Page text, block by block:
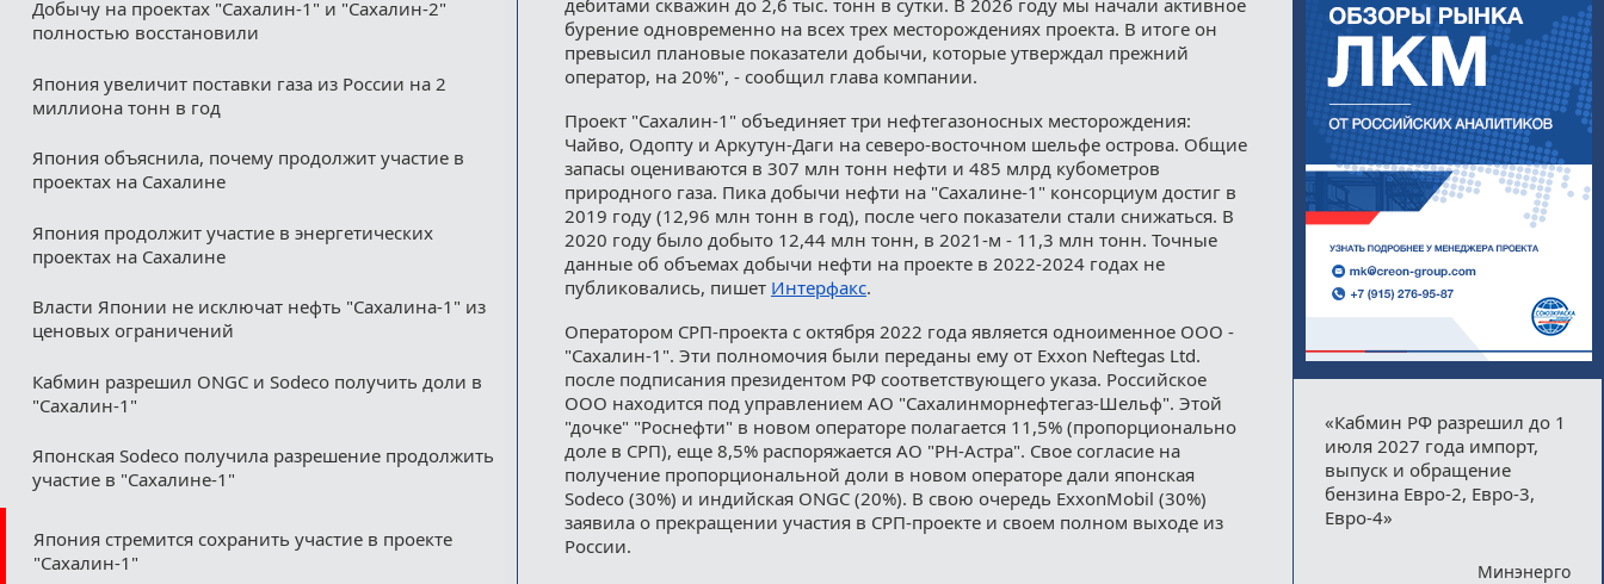
Добычу на проектах "Сахалин-1" и "Сахалин-2"
полностью восстановили
Япония увеличит поставки газа из России на 2
миллиона тонн в год
Япония объяснила, почему продолжит участие в
проектах на Сахалине
Япония продолжит участие в энергетических
проектах на Сахалине
Власти Японии не исключат нефть "Сахалина-1" из
ценовых ограничений
Кабмин разрешил ONGC и Sodeco получить доли в
"Сахалин-1"
Японская Sodeco получила разрешение продолжить
участие в "Сахалине-1"
Япония стремится сохранить участие в проекте
"Сахалин-1"
бурение одновременно на всех трех месторождениях проекта. В итоге он
превысил плановые показатели добычи, которые утверждал прежний
оператор, на 20%", - сообщил глава компании.
Проект "Сахалин-1" объединяет три нефтегазоносных месторождения:
Чайво, Одопту и Аркутун-Даги на северо-восточном шельфе острова. Общие
запасы оцениваются в 307 млн тонн нефти и 485 млрд кубометров
природного газа. Пика добычи нефти на "Сахалине-1" консорциум достиг в
2019 году (12,96 млн тонн в год), после чего показатели стали снижаться. В
2020 году было добыто 12,44 млн тонн, в 2021-м - 11,3 млн тонн. Точные
данные об объемах добычи нефти на проекте в 2022-2024 годах не
публиковались, пишет Интерфакс.
Оператором СРП-проекта с октября 2022 года является одноименное ООО -
"Сахалин-1". Эти полномочия были переданы ему от Exxon Neftegas Ltd.
после подписания президентом РФ соответствующего указа. Российское
ООО находится под управлением АО "Сахалинморнефтегаз-Шельф". Этой
"дочке" "Роснефти" в новом операторе полагается 11,5% (пропорционально
доле в СРП), еще 8,5% распоряжается АО "РН-Астра". Свое согласие на
получение пропорциональной доли в новом операторе дали японская
Sodeco (30%) и индийская ONGC (20%). В свою очередь ExxonMobil (30%)
заявила о прекращении участия в СРП-проекте и своем полном выходе из
России.
«Кабмин РФ разрешил до 1
июля 2027 года импорт,
выпуск и обращение
бензина Евро-2, Евро-3,
Евро-4»
Минэнерго